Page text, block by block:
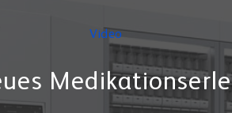
Video